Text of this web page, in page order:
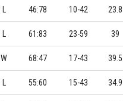
46:78 10-42 23.8
61:83 23-59 39
W 68:47 17-43 39.5
55:60 15-43 34.9